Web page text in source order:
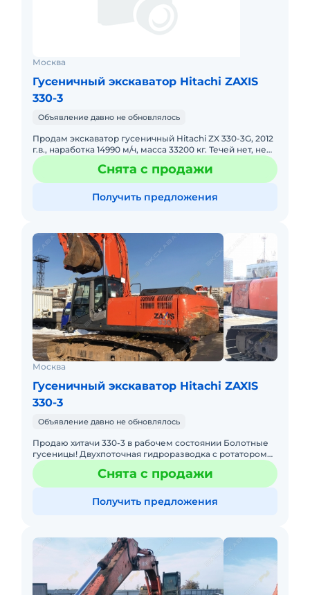
Москва
Гусеничный экскаватор Hitachi ZAXIS
330-3
Объявление давно не обновлялось
Продам экскаватор гусеничный Hitachi ZX 330-3G, 2012
г.в., наработка 14990 м/ч, масса 33200 кг. Течей нет, не
дымит, своевременное обслуживание, фото вышлю по
з
Снята с продажи
Получить предложения
Москва
Гусеничный экскаватор Hitachi ZAXIS
330-3
Объявление давно не обновлялось
Продаю хитачи 330-3 в рабочем состоянии Болотные
гусеницы! Двухпоточная гидроразводка с ротатором
Двигатель не дымит, цилиндры не текут Все ТО по
регламенту
Снята с продажи
Получить предложения